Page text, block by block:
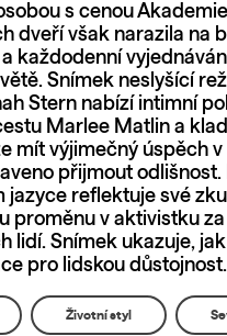
s cenou
dveří však narazila na
každodenní
Snímek neslyšící
Stern nabízí intimní
Marlee Matlin a
mít výjimečný úspěch
přijmout odlišnost.
jazyce reflektuje své
proměnu v aktivistku
lidí. Snímek ukazuje,
pro lidskou důstojnost.
Životní styl